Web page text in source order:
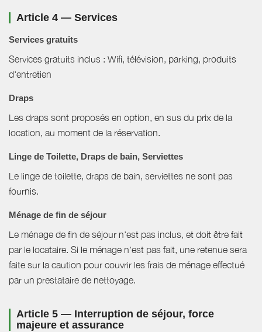
Article 4 — Services
Services gratuits
Services gratuits inclus : Wifi, télévision, parking, produits
d'entretien
Draps
Les draps sont proposés en option, en sus du prix de la
location, au moment de la réservation.
Linge de Toilette, Draps de bain, Serviettes
Le linge de toilette, draps de bain, serviettes ne sont pas
fournis.
Ménage de fin de séjour
Le ménage de fin de séjour n'est pas inclus, et doit être fait
par le locataire. Si le ménage n'est pas fait, une retenue sera
faite sur la caution pour couvrir les frais de ménage effectué
par un prestataire de nettoyage.
Article 5 — Interruption de séjour, force
majeure et assurance